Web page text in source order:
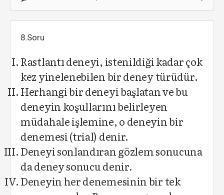
8.Soru
Rastlantı deneyi, istenildiği kadar çok
kez yinelenebilen bir deney türüdür.
Herhangi bir deneyi başlatan ve bu
deneyin koşullarını belirleyen
müdahale işlemine, o deneyin bir
denemesi (trial) denir.
Deneyi sonlandıran gözlem sonucuna
da deney sonucu denir.
Deneyin her denemesinin bir tek